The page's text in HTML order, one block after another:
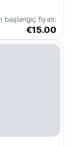
başlangıç fiyatı:
€15.00